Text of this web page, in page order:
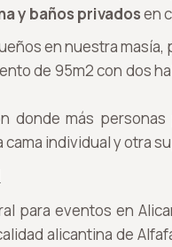
y baños privadosen
en nuestra masía,
de 95m2 con dos
donde más
cama individual y otra
para eventos en
alicantina de